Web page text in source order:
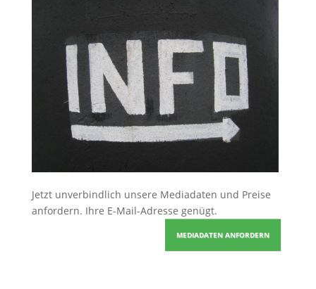
Jetzt unverbindlich unsere Mediadaten und Preise
anfordern. Ihre E-Mail-Adresse genügt.
MEDIADATEN ANFORDERN